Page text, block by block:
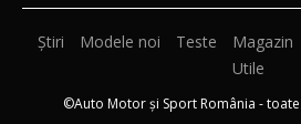
Știri Modele noi Teste Magazin
Utile
©Auto Motor și Sport România -